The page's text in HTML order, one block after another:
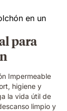
para
Impermeable
higiene y
la vida útil de
limpio y